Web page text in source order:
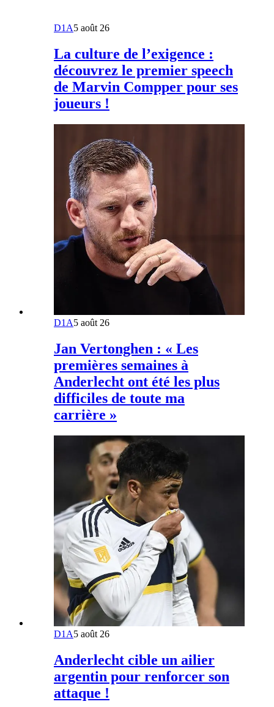
D1A5 août 26
La culture de l’exigence :
découvrez le premier speech
de Marvin Compper pour ses
joueurs !
D1A5 août 26
Jan Vertonghen : « Les
premières semaines à
Anderlecht ont été les plus
difficiles de toute ma
carrière »
D1A5 août 26
Anderlecht cible un ailier
argentin pour renforcer son
attaque !